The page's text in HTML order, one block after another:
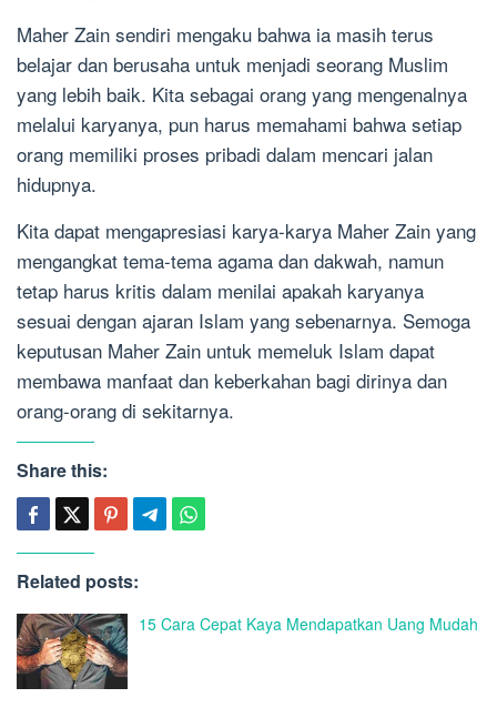
Maher Zain sendiri mengaku bahwa ia masih terus
belajar dan berusaha untuk menjadi seorang Muslim
yang lebih baik. Kita sebagai orang yang mengenalnya
melalui karyanya, pun harus memahami bahwa setiap
orang memiliki proses pribadi dalam mencari jalan
hidupnya.
Kita dapat mengapresiasi karya-karya Maher Zain yang
mengangkat tema-tema agama dan dakwah, namun
tetap harus kritis dalam menilai apakah karyanya
sesuai dengan ajaran Islam yang sebenarnya. Semoga
keputusan Maher Zain untuk memeluk Islam dapat
membawa manfaat dan keberkahan bagi dirinya dan
orang-orang di sekitarnya.
Share this:
Related posts:
15 Cara Cepat Kaya Mendapatkan Uang Mudah